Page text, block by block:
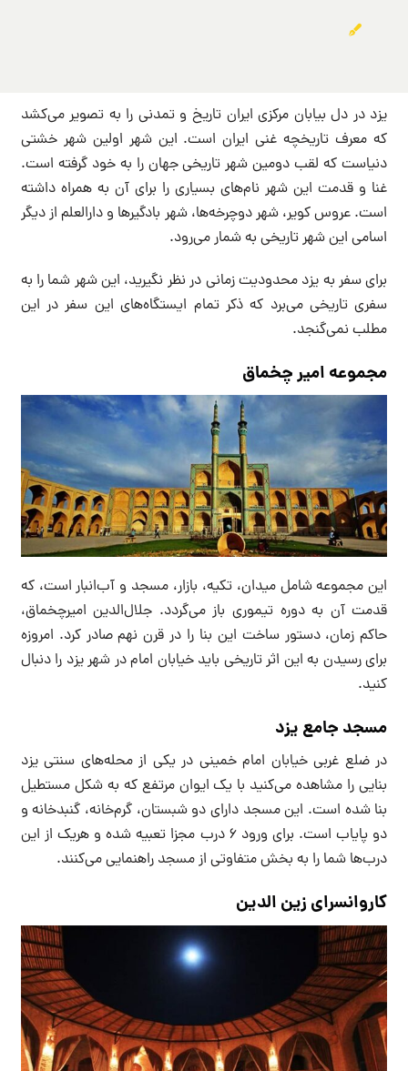
یزد در دل بیابان مرکزی ایران تاریخ و تمدنی را به تصویر می‌کشد
که معرف تاریخچه غنی ایران است. این شهر اولین شهر خشتی
دنیاست که لقب دومین شهر تاریخی جهان را به خود گرفته است.
غنا و قدمت این شهر نام‌های بسیاری را برای آن به همراه داشته
است. عروس کویر، شهر دوچرخه‌ها، شهر بادگیرها و دارالعلم از دیگر
اسامی این شهر تاریخی به شمار می‌رود.
برای سفر به یزد محدودیت زمانی در نظر نگیرید، این شهر شما را به
سفری تاریخی می‌برد که ذکر تمام ایستگاه‌های این سفر در این
مطلب نمی‌گنجد.
مجموعه امیر چخماق
این مجموعه شامل میدان، تکیه، بازار، مسجد و آب‌انبار است، که
قدمت آن به دوره تیموری باز می‌گردد. جلال‌الدین امیرچخماق،
حاکم زمان، دستور ساخت این بنا را در قرن نهم صادر کرد. امروزه
برای رسیدن به این اثر تاریخی باید خیابان امام در شهر یزد را دنبال
کنید.
مسجد جامع یزد
در ضلع غربی خیابان امام خمینی در یکی از محله‌های سنتی یزد
بنایی را مشاهده می‌کنید با یک ایوان مرتفع که به شکل مستطیل
بنا شده است. این مسجد دارای دو شبستان، گرم‌خانه، گنبدخانه و
دو پایاب است. برای ورود 6 درب مجزا تعبیه شده و هریک از این
درب‌ها شما را به بخش متفاوتی از مسجد راهنمایی می‌کنند.
کاروانسرای زین الدین